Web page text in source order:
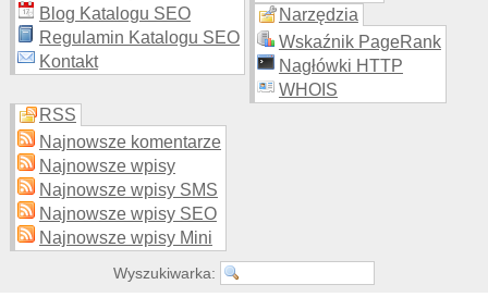
Blog Katalogu SEO
Regulamin Katalogu SEO
Kontakt
Narzędzia
Wskaźnik PageRank
Nagłówki HTTP
WHOIS
RSS
Najnowsze komentarze
Najnowsze wpisy
Najnowsze wpisy SMS
Najnowsze wpisy SEO
Najnowsze wpisy Mini
Wyszukiwarka: